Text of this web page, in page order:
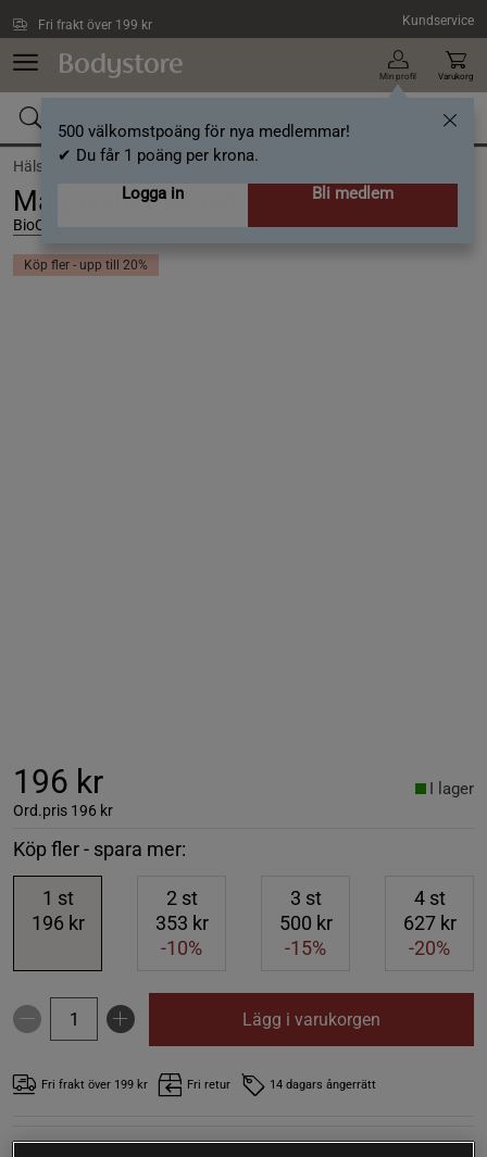
Fri frakt över 199 kr Kundservice
Min profil
500 välkomstpoäng för nya medlemmar!
✔ Du får 1 poäng per krona.
Logga in
Bli medlem
Varukorg
Hälsa / Mineraler /Magnesium
Magnesium Malat 90 kapslar
BioCare
Köp fler - upp till 20%
196 kr
Ord.pris 196 kr
I lager
Köp fler - spara mer:
1 st
196 kr
2 st
353 kr
-10%
3 st
500 kr
-15%
4st
627 kr
-20%
Lägg i varukorgen
Fri frakt över 199 kr Fri retur 14 dagars ångerrätt
SKU #A2500-159| EAN5033290122591